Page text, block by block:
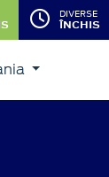
DIVERSE
ÎNCHIS